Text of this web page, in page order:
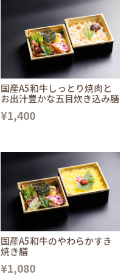
国産A5和牛しっとり焼肉と
お出汁豊かな五目炊き込み膳
¥1,400
国産A5和牛のやわらかすき
焼き膳
¥1,080